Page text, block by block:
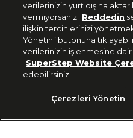
Bizi Takip Edin
verilerinizin yurt dışına
vermiyorsanız Reddedin
ilişkin tercihlerinizi
Yönetin” butonuna
verilerinizin işlenmesine
SuperStep Website
edebilirsiniz.
Çerezleri Yönetin